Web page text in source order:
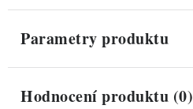
Parametry produktu
Hodnocení produktu (0)